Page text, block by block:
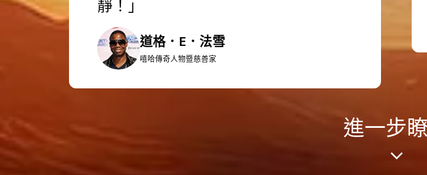
靜！」
道格．E．法雪
嘻哈傳奇人物暨慈善家
進一步